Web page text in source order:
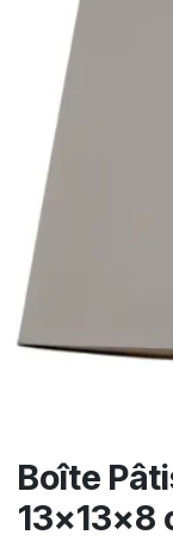
Boîte
13x13x8